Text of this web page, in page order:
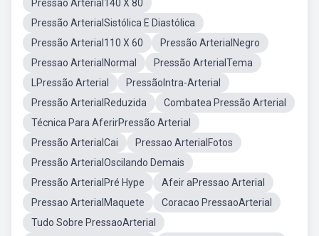
Pressão Arterial140 X 80
Pressão ArterialSistólica E Diastólica
Pressão Arterial110 X 60
Pressão ArterialNegro
Pressao ArterialNormal
Pressão ArterialTema
LPressão Arterial
PressãoIntra-Arterial
Pressão ArterialReduzida
Combatea Pressão Arterial
Técnica Para AferirPressão Arterial
Pressão ArterialCai
Pressao ArterialFotos
Pressão ArterialOscilando Demais
Pressão ArterialPré Hype
Afeir aPressao Arterial
Pressao ArterialMaquete
Coracao PressaoArterial
Tudo Sobre PressaoArterial